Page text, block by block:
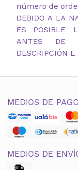
número de
DEBIDO A LA
ES POSIBLE
ANTES DE
DESCRIPCIÓN
MEDIOS DE PAGO
MEDIOS DE